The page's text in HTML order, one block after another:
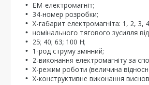
ЕМ-електромагніт;
34-номер розробки;
Х-габарит електромагніта: 1, 2, 3,
номінального тягового зусилля
25; 40; 63; 100 Н;
1-род струму змінний;
2-виконання електромагніту за
Х-режим роботи (величина
Х-конструктивне виконання